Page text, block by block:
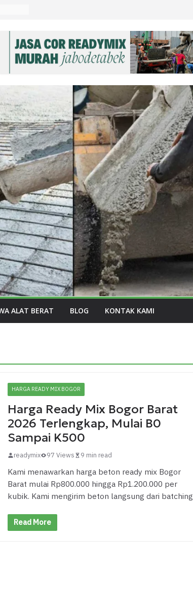
ALAT BERAT BLOG KONTAK KAMI
HARGA READY MIX BOGOR
Harga Ready Mix Bogor Barat
2026 Terlengkap, Mulai B0
Sampai K500
readymix 97 Views 9 min read
Kami menawarkan harga beton ready mix Bogor
Barat mulai Rp800.000 hingga Rp1.200.000 per
kubik. Kami mengirim beton langsung dari batching
Read More